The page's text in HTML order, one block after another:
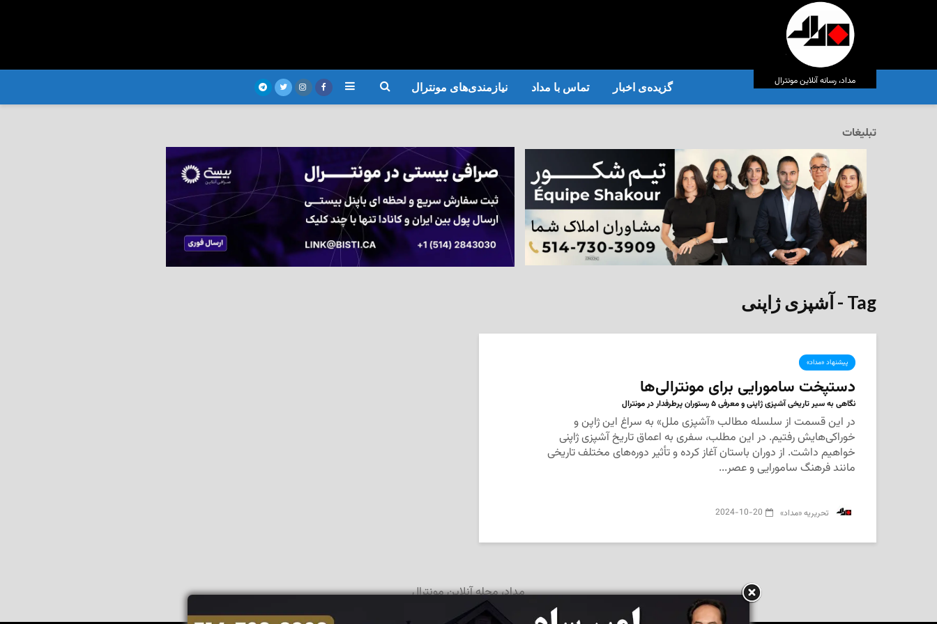
مداد، رسانه آنلاین مونترال گزیده‌ی‌ اخبار تماس با مداد نیازمندی‌های مونترال
تبلیغات
Tag - آشپزی ژاپنی
پیشنهاد «مداد»
دستپخت سامورایی برای مونترالی‌ها
نگاهی به سیر تاریخی آشپزی ژاپنی و معرفی ۵ رستوران پرطرفدار در مونترال
در این قسمت از سلسله مطالب «آشپزی ملل» به سراغ این ژاپن و
خوراکی‌هایش رفتیم. در این مطلب، سفری به اعماق تاریخ آشپزی ژاپنی
خواهیم داشت. از دوران باستان آغاز کرده و تأثیر دوره‌های مختلف تاریخی
مانند فرهنگ سامورایی و عصر...
‌ تحریریه «مداد» 2024-10-20
مداد، مجله آنلاین مونترال